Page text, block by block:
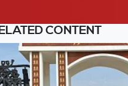
CONTENT